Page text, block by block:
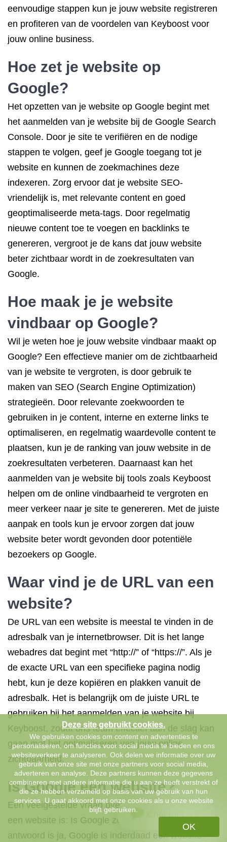
eenvoudige stappen kun je jouw website registreren
en profiteren van de voordelen van Keyboost voor
jouw online business.
Hoe zet je website op
Google?
Het opzetten van je website op Google begint met
het aanmelden van je website bij de Google Search
Console. Door je site te verifiëren en de nodige
stappen te volgen, geef je Google toegang tot je
website en kunnen de zoekmachines deze
indexeren. Zorg ervoor dat je website SEO-
vriendelijk is, met relevante content en goed
geoptimaliseerde meta-tags. Door regelmatig
nieuwe content toe te voegen en backlinks te
genereren, vergroot je de kans dat jouw website
beter zichtbaar wordt in de zoekresultaten van
Google.
Hoe maak je je website
vindbaar op Google?
Wil je weten hoe je jouw website vindbaar maakt op
Google? Een effectieve manier om de zichtbaarheid
van je website te vergroten, is door gebruik te
maken van SEO (Search Engine Optimization)
strategieën. Door relevante zoekwoorden te
gebruiken in je content, interne en externe links te
optimaliseren, en regelmatig waardevolle content te
plaatsen, kun je de ranking van jouw website in de
zoekresultaten verbeteren. Daarnaast kan het
aanmelden van je website bij tools zoals Keyboost
helpen om de online vindbaarheid te vergroten en
meer verkeer naar je site te genereren. Met de juiste
aanpak en tools kun je ervoor zorgen dat jouw
website beter wordt gevonden door potentiële
bezoekers op Google.
Waar vind je de URL van een
website?
De URL van een website is meestal te vinden in de
adresbalk van je internetbrowser. Dit is het lange
webadres dat begint met “http://” of “https://”. Als je
de exacte URL van een specifieke pagina nodig
hebt, kun je deze kopiëren en plakken vanuit de
adresbalk. Het is belangrijk om de juiste URL te
gebruiken bij het aanmelden van je website bij
Keyboost, zodat ons team effectief aan de slag kan
gaan met het optimaliseren van jouw online
zichtbaarheid.
Is Google een website?
Een veelgestelde vraag over het aanmelden van
een website is: Is Google zelf een website? Het
antwoord is ja, Google is inderdaad een website.
Chat met ons
Deze site gebruikt cookies.
We gebruiken cookies om content en advertenties te
personaliseren, om functies voor social media te bieden en ons
websiteverkeer te analyseren. Ook delen we informatie over uw
gebruik van onze site met onze partners voor social media,
adverteren en analyse. Deze partners kunnen deze gegevens
combineren met andere informatie die u aan ze heeft verstrekt of
die ze hebben verzameld op basis van uw gebruik van hun
services. U gaat akkoord met onze cookies als u onze website
blijft gebruiken.
OK